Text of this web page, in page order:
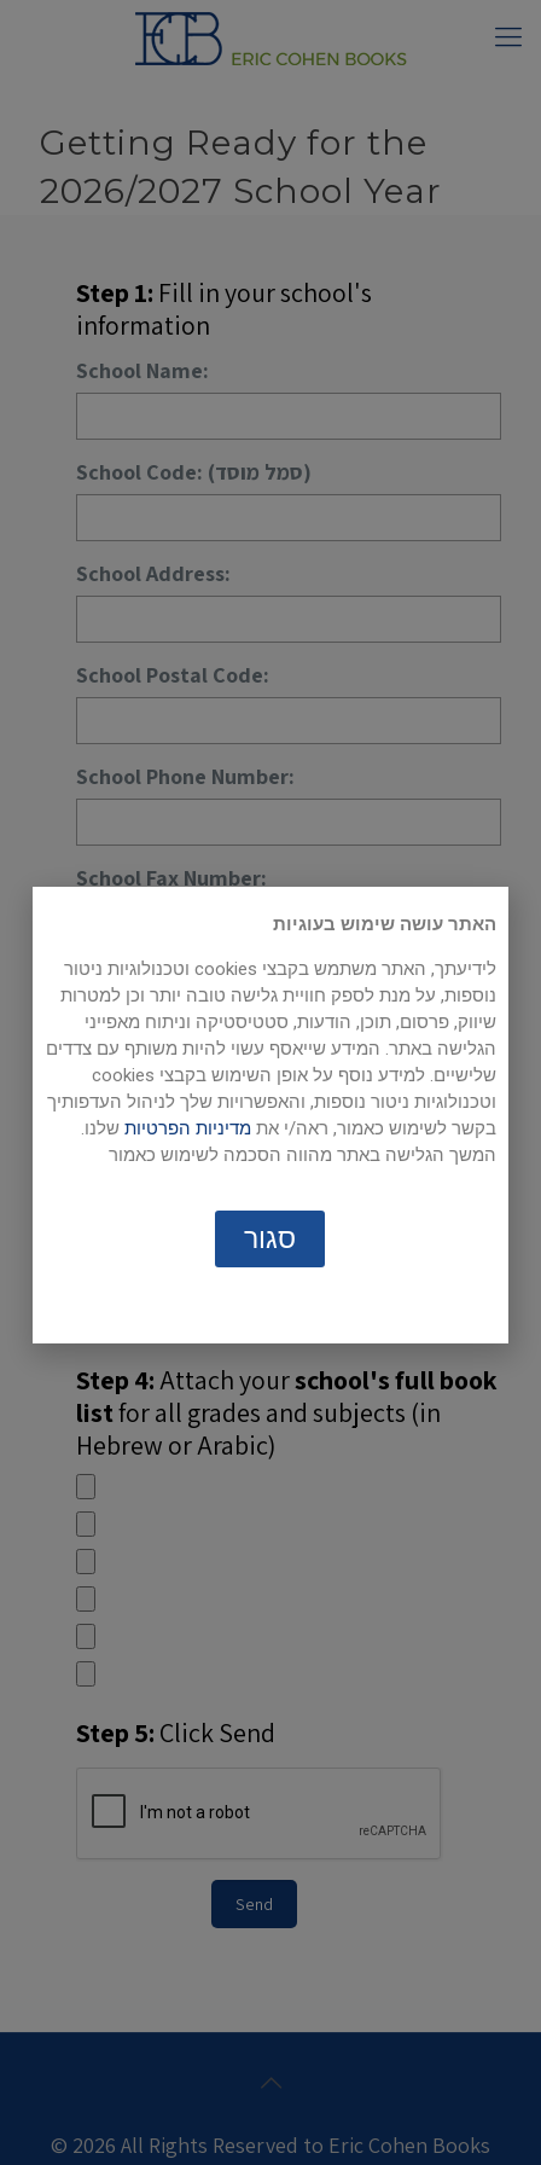
Getting Ready for the
2026/2027 School Year
Step 1: Fill in your school's
information
School Name:
School Code: (סמל מוסד)
School Address:
School Postal Code:
School Phone Number:
School Fax Number:
School Email:
Step 2: Download and complete the
Staff List Form
Click here to download file , complete form
Attach yourcompleted
Step 4:Attach yourschool's full book
listfor all grades and subjects (in
Hebrew or Arabic)
Step 5: Click Send
© 2026 All Rights Reserved to Eric Cohen Books
סגור
האתר עושה שימוש בעוגיות
לידיעתך, האתר משתמש בקבצי cookies וטכנולוגיות ניטור
נוספות, על מנת לספק חוויית גלישה טובה יותר וכן למטרות
שיווק, פרסום, תוכן, הודעות, סטטיסטיקה וניתוח מאפייני
הגלישה באתר. המידע שייאסף עשוי להיות משותף עם צדדים
שלישיים. למידע נוסף על אופן השימוש בקבצי cookies
וטכנולוגיות ניטור נוספות, והאפשרויות שלך לניהול העדפותיך
בקשר לשימוש כאמור, ראה/י את מדיניות הפרטיותשלנו.
המשך הגלישה באתר מהווה הסכמה לשימוש כאמור